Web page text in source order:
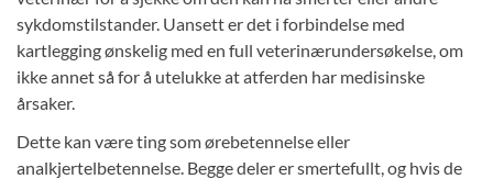
sykdomstilstander. Uansett er det i forbindelse med
kartlegging ønskelig med en full veterinærundersøkelse, om
ikke annet så for å utelukke at atferden har medisinske
årsaker.
Dette kan være ting som ørebetennelse eller
analkjertelbetennelse. Begge deler er smertefullt, og hvis de